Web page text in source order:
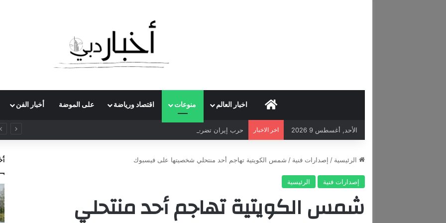
اخبار العالم منوعات اقتصاد ورياضة على الموضة أخبار الفن
الأحد, أغسطس 9 2026 اخر الاخبار
الرئيسية / إصدارات فنية / شمس الكويتية تهاجم أحد منتحلي شخصيتها على فيسبوك
إصدارات فنية الرئيسية
شمس الكويتية تهاجم أحد منتحلي